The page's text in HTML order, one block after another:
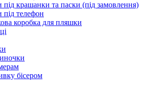
під крашанки та паски (під замовлення)
під телефон
коробка для пляшки
бісером